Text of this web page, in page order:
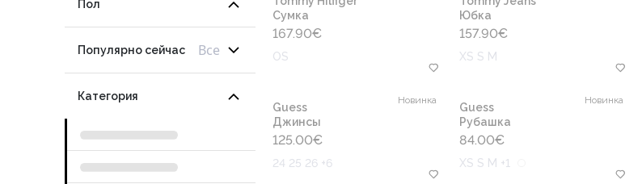
Пол
Популярно сейчас Все
Категория
Сумка
167.90€
OS
Юбка
157.90€
XS S M
Новинка
Guess
Джинсы
125.00€
24 25 26 +6
Новинка
Guess
Рубашка
84.00€
XS S M +1